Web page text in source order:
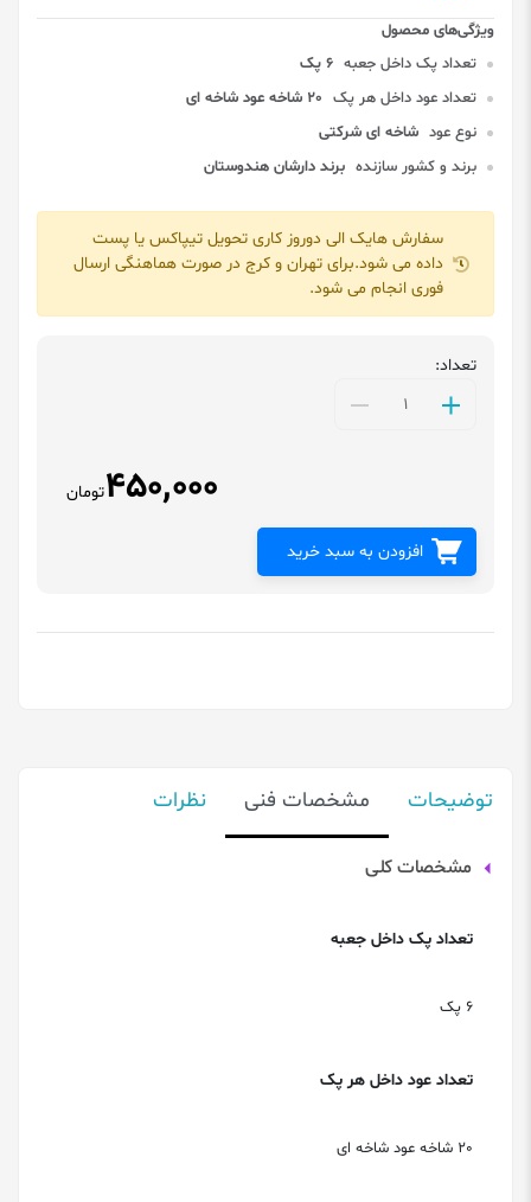
تعداد پک داخل جعبه 6 پک
تعداد عود داخل هر پک 20 شاخه عود شاخه ای
نوع عود شاخه ای شرکتی
برند و کشور سازنده برند دارشان هندوستان
سفارش هایک الی دوروز کاری تحویل تیپاکس یا پست
داده می شود.برای تهران و کرج در صورت هماهنگی ارسال
فوری انجام می شود.
تعداد:
450,000تومان
افزودن به سبد خرید
توضیحات مشخصات فنی نظرات
مشخصات کلی
تعداد پک داخل جعبه
6 پک
تعداد عود داخل هر پک
20 شاخه عود شاخه ای